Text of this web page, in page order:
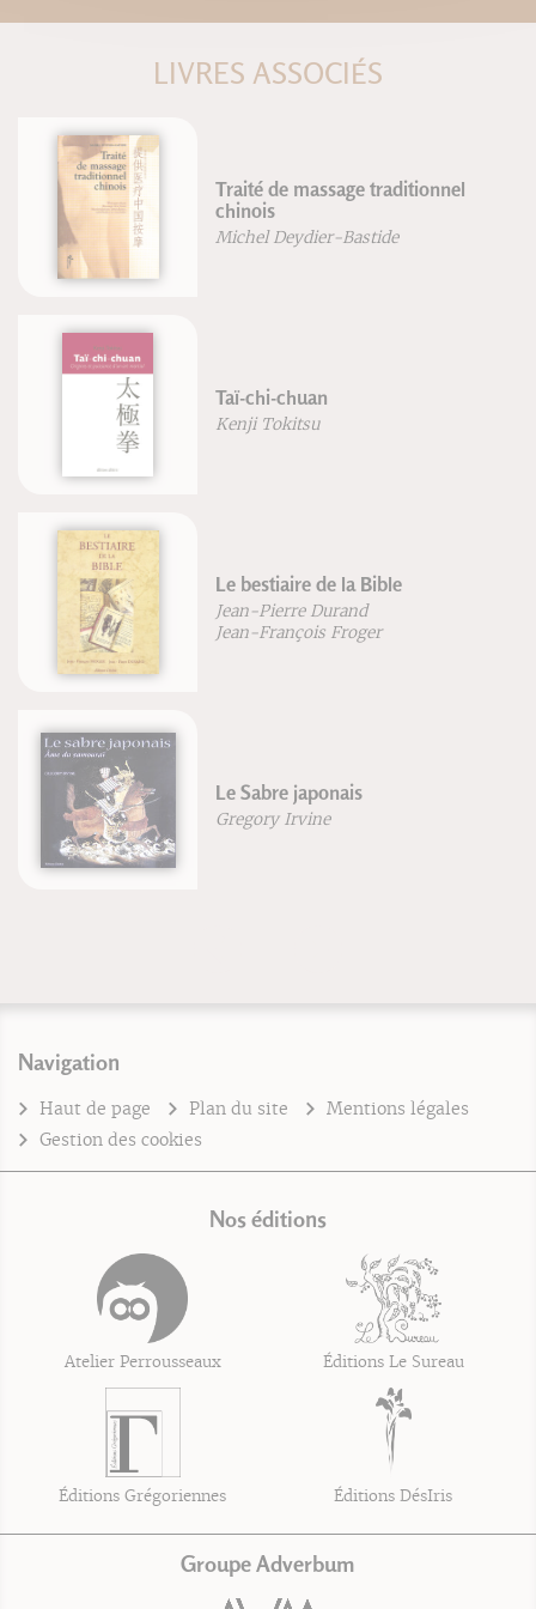
LIVRES ASSOCIÉS
Traité de massage traditionnel
chinois
Michel Deydier-Bastide
Taï-chi-chuan
Kenji Tokitsu
Le bestiaire de la Bible
Jean-Pierre Durand
Jean-François Froger
Le Sabre japonais
Gregory Irvine
Navigation
Haut de page Plan du site
Mentions légales
Gestion des cookies
Nos éditions
Atelier Perrousseaux Éditions Le Sureau
Éditions Grégoriennes Éditions DésIris
Groupe Adverbum